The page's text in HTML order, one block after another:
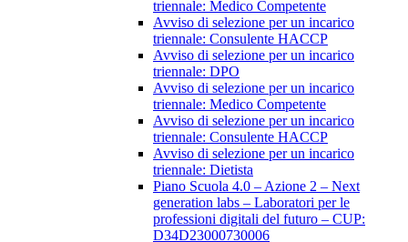
triennale: Medico Competente
Avviso di selezione per un incarico
triennale: Consulente HACCP
Avviso di selezione per un incarico
triennale: DPO
Avviso di selezione per un incarico
triennale: Medico Competente
Avviso di selezione per un incarico
triennale: Consulente HACCP
Avviso di selezione per un incarico
triennale: Dietista
Piano Scuola 4.0 – Azione 2 – Next
generation labs – Laboratori per le
professioni digitali del futuro – CUP:
D34D23000730006